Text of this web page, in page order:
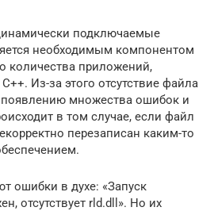
подключаемые
необходимым компонентом
количества приложений,
Из-за этого отсутствие файла
появлению множества ошибок и
в том случае, если файл
перезаписан каким-то
ошибки в духе: «Запуск
отсутствует rld.dll». Но их